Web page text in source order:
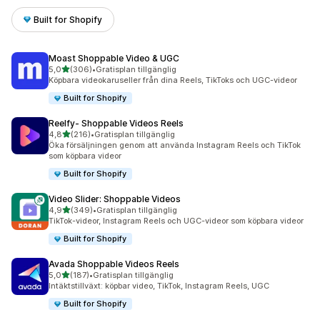
Built for Shopify
Moast Shoppable Video & UGC
5,0av 5 stjärnor
(306)
306 recensioner totalt
•Gratisplan tillgänglig
Köpbara videokaruseller från dina Reels, TikToks och UGC-videor
Built for Shopify
Reelfy‑ Shoppable Videos Reels
4,8av 5 stjärnor
(216)
216 recensioner totalt
•Gratisplan tillgänglig
Öka försäljningen genom att använda Instagram Reels och TikTok
som köpbara videor
Built for Shopify
Video Slider: Shoppable Videos
4,9av 5 stjärnor
(349)
349 recensioner totalt
•Gratisplan tillgänglig
TikTok-videor, Instagram Reels och UGC-videor som köpbara videor
Built for Shopify
Avada Shoppable Videos Reels
5,0av 5 stjärnor
(187)
187 recensioner totalt
•Gratisplan tillgänglig
Intäktstillväxt: köpbar video, TikTok, Instagram Reels, UGC
Built for Shopify